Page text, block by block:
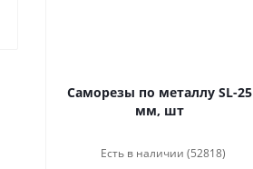
Саморезы по металлу SL-25
мм, шт
Есть в наличии (52818)